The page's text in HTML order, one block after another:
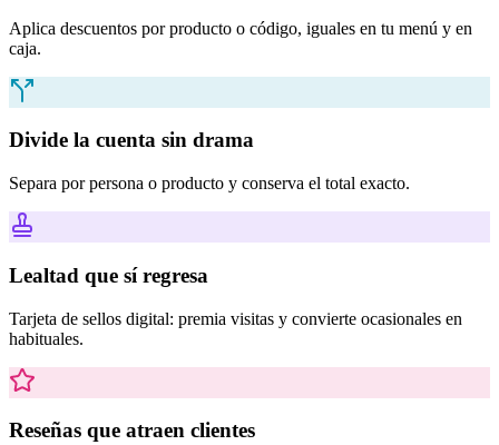
Aplica descuentos por producto o código, iguales en tu menú y en
caja.
Divide la cuenta sin drama
Separa por persona o producto y conserva el total exacto.
Lealtad que sí regresa
Tarjeta de sellos digital: premia visitas y convierte ocasionales en
habituales.
Reseñas que atraen clientes